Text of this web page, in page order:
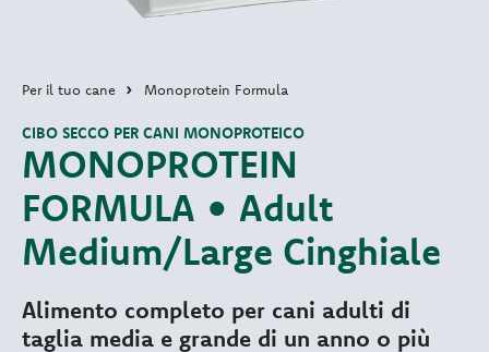
Per il tuo cane Monoprotein Formula
MONOPROTEIN
FORMULA • Adult
Medium/Large Cinghiale
CIBO SECCO PER CANI MONOPROTEICO
Alimento completo per cani adulti di
taglia media e grande di un anno o più